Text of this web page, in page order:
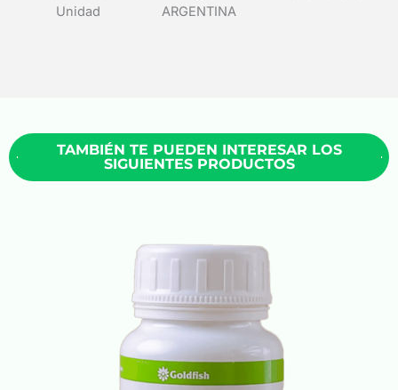
Unidad
ARGENTINA
TAMBIÉN TE PUEDEN INTERESAR LOS
SIGUIENTES PRODUCTOS